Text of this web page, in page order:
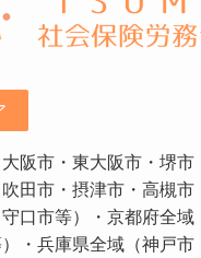
阪市・東大阪市・堺市
田市・摂津市・高槻市
口市等）・京都府全域
・兵庫県全域（神戸市